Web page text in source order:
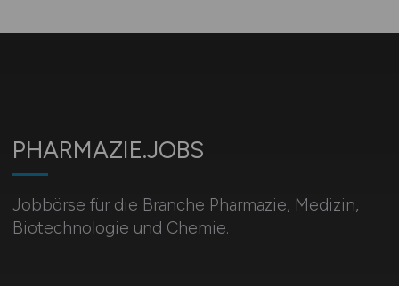
PHARMAZIE.JOBS
Jobbörse für die Branche Pharmazie, Medizin,
Biotechnologie und Chemie.